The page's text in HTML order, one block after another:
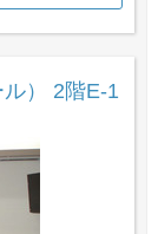
） 2階E-1